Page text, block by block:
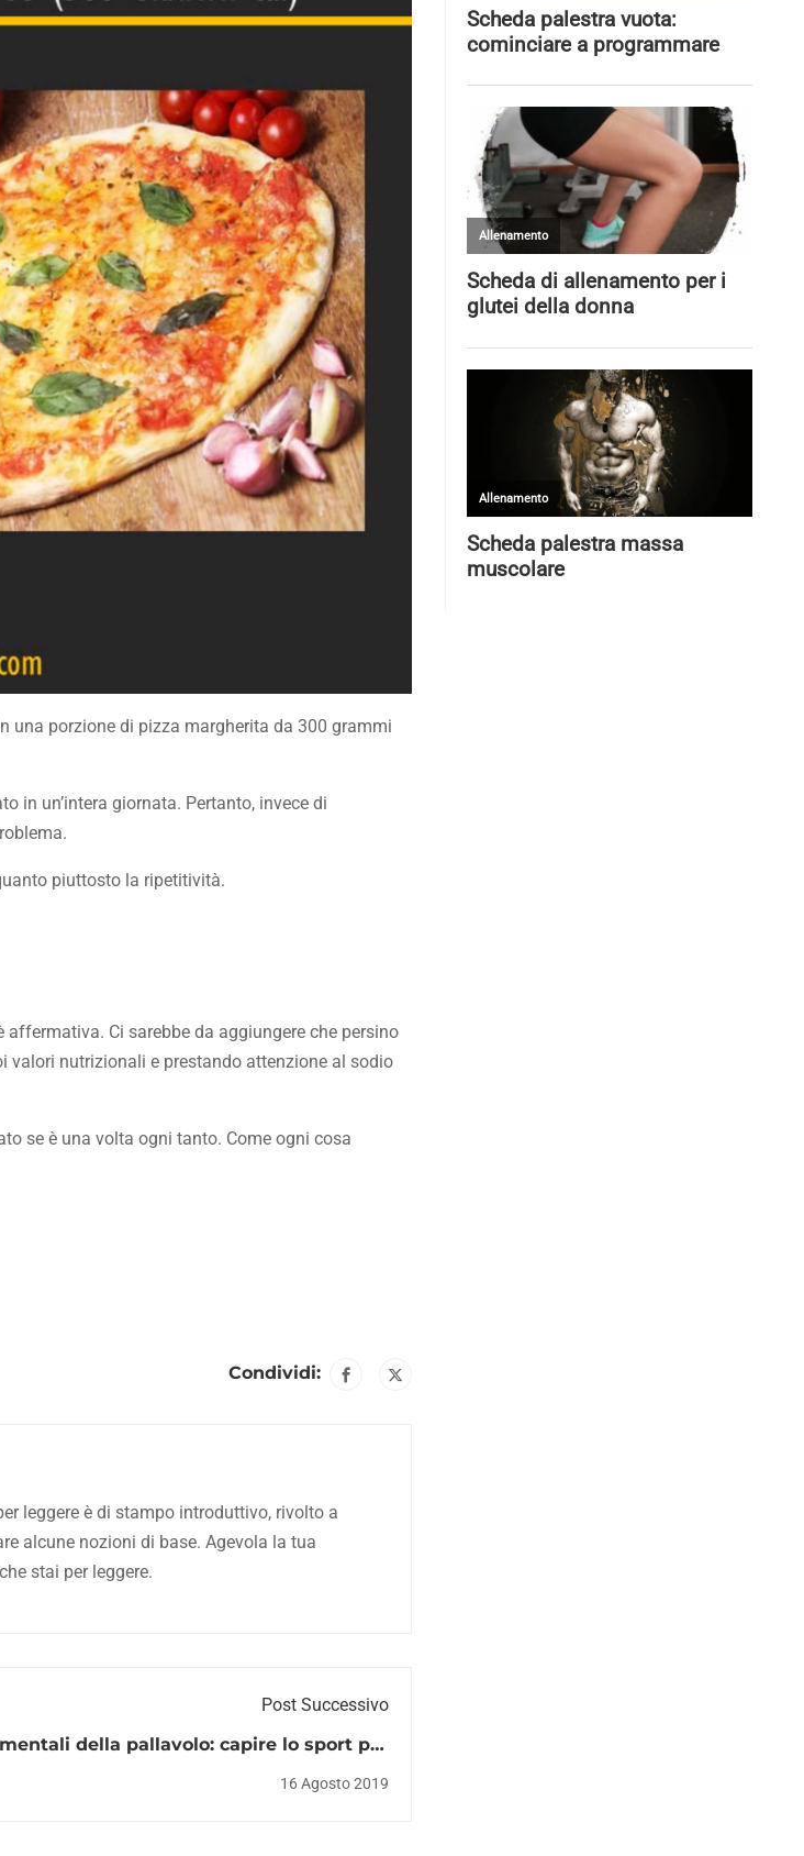
una porzione di pizza margherita da 300 grammi
in un’intera giornata. Pertanto, invece di
piuttosto la ripetitività.
Ci sarebbe da aggiungere che persino
valori nutrizionali e prestando attenzione al sodio
se è una volta ogni tanto. Come ogni cosa
Condividi:
leggere è di stampo introduttivo, rivolto a
alcune nozioni di base. Agevola la tua
stai per leggere.
Post Successivo
della pallavolo: capire lo sport per
16 Agosto 2019